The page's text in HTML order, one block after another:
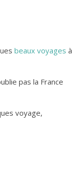
beaux voyages à
pas la France
voyage,